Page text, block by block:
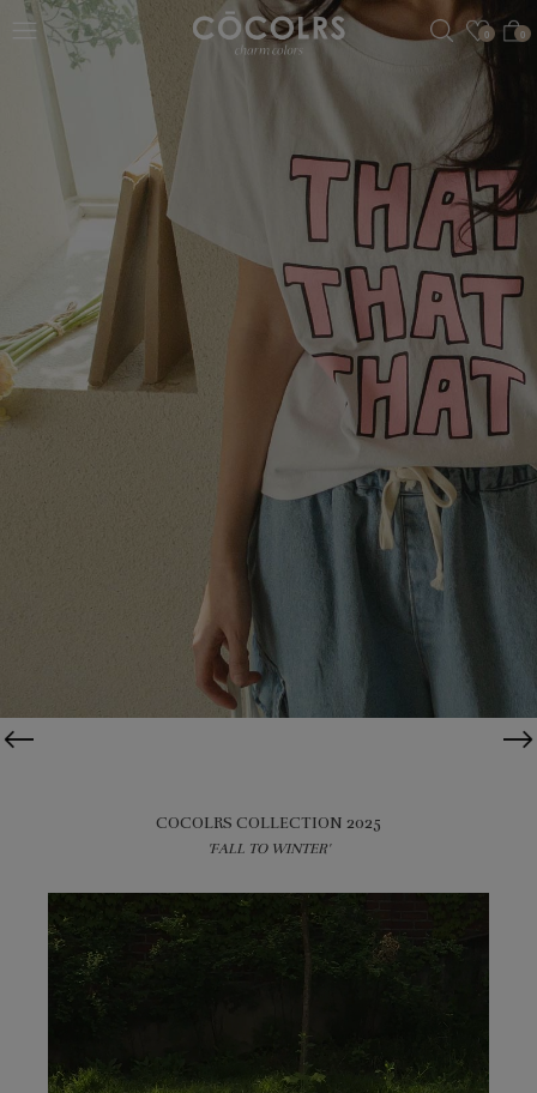
관심
0 0
검색
COCOLRS COLLECTION 2025
'FALL TO WINTER'